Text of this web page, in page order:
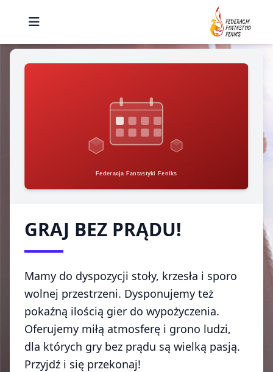
GRAJ BEZ PRĄDU!
Mamy do dyspozycji stoły, krzesła i sporo
wolnej przestrzeni. Dysponujemy też
pokaźną ilością gier do wypożyczenia.
Oferujemy miłą atmosferę i grono ludzi,
dla których gry bez prądu są wielką pasją.
Przyjdź i się przekonaj!